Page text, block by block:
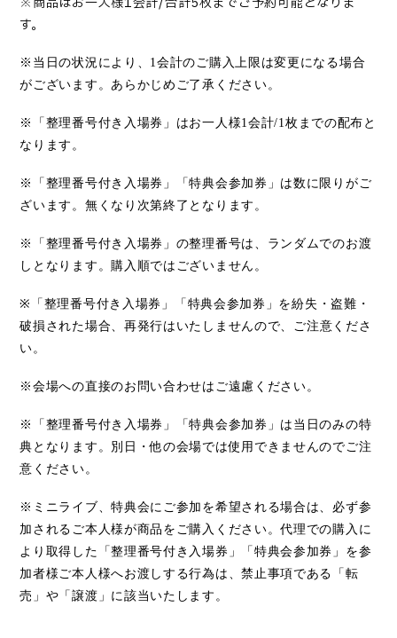
す。
※当日の状況により、 1会計のご購入上限は変更になる場合
がございます。あらかじめご了承ください。
※「整理番号付き入場券」はお一人様1会計/1枚までの配布と
なります。
※「整理番号付き入場券」「特典会参加券」は数に限りがご
ざいます。無くなり次第終了となります。
※「整理番号付き入場券」の整理番号は、ランダムでのお渡
しとなります。購入順ではございません。
※ 「整理番号付き 入場券 」「特典会参加券」を紛失・盗難・
破損された場合、再発行はいたしませんので、ご注意くださ
い。
※会場への直接のお問い合わせはご遠慮ください。
※「整理番号付き入場券」「特典会参加券」は当日のみの特
典となります。別日・他の会場では使用できませんのでご注
意ください。
※ミニライブ、特典会にご参加を希望される場合は、必ず参
加されるご本人様が商品をご購入ください。代理での購入に
より取得した「整理番号付き入場券」「特典会参加券」を参
加者様ご本人様へお渡しする行為は、禁止事項である「転
売」や「譲渡」に該当いたします。